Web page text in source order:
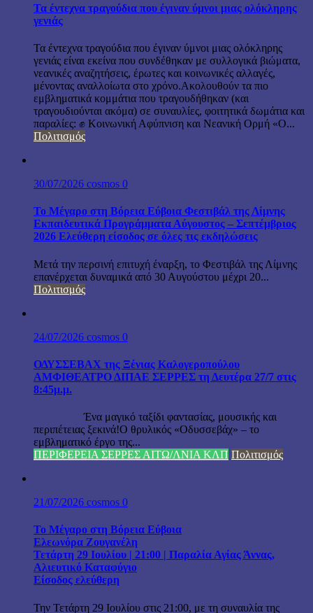
Τα έντεχνα τραγούδια που έγιναν ύμνοι μιας ολόκληρης
γενιάς
Τα έντεχνα τραγούδια που έγιναν ύμνοι μιας ολόκληρης
γενιάς είναι εκείνα που συνδέθηκαν με συλλογικά βιώματα,
νεανικές αναζητήσεις, έρωτες και κοινωνικές αλλαγές,
μένοντας αναλλοίωτα στο χρόνο.Ακολουθούν τα πιο
εμβληματικά κομμάτια που τραγουδήθηκαν (και
τραγουδιούνται ακόμα) σε συναυλίες, φοιτητικά δωμάτια και
παραλίες: ✊ Κοινωνική Αφύπνιση και Νεανική Ορμή «Ο...
Πολιτισμός
30/07/2026 cosmos 0
Το Μέγαρο στη Βόρεια Εύβοια Φεστιβάλ της Λίμνης
Εκπαιδευτικά Προγράμματα Αύγουστος – Σεπτέμβριος
2026 Ελεύθερη είσοδος σε όλες τις εκδηλώσεις
Μετά την περσινή επιτυχή έναρξη, το Φεστιβάλ της Λίμνης
επανέρχεται δυναμικά από 30 Αυγούστου μέχρι 20...
Πολιτισμός
24/07/2026 cosmos 0
ΟΔΥΣΣΕΒΑΧ της Ξένιας Καλογεροπούλου
ΑΜΦΙΘΕΑΤΡΟ ΔΙΠΑΕ ΣΕΡΡΕΣ τη Δευτέρα 27/7 στις
8:45μ.μ.
Ένα μαγικό ταξίδι φαντασίας, μουσικής και
περιπέτειας ξεκινά!Ο θρυλικός «Οδυσσεβάχ» – το
εμβληματικό έργο της...
ΠΕΡΙΦΕΡΕΙΑ ΣΕΡΡΕΣ ΑΙΤΩ/ΛΝΙΑ ΚΛΠ Πολιτισμός
21/07/2026 cosmos 0
Το Μέγαρο στη Βόρεια Εύβοια
Ελεωνόρα Ζουγανέλη
Τετάρτη 29 Ιουλίου | 21:00 | Παραλία Αγίας Άννας,
Αλιευτικό Καταφύγιο
Είσοδος ελεύθερη
Την Τετάρτη 29 Ιουλίου στις 21:00, με τη συναυλία της